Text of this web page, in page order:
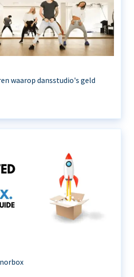
waarop dansstudio's geld